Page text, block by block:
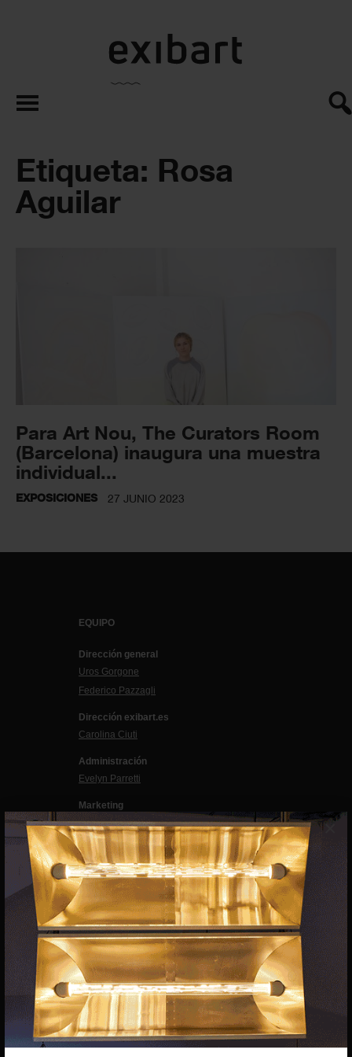
×
exibart.es
Etiqueta: Rosa
Aguilar
Para Art Nou, The Curators Room
(Barcelona) inaugura una muestra
individual...
EXPOSICIONES 27 JUNIO 2023
EQUIPO
Dirección general
Uros Gorgone
Federico Pazzagli
Dirección exibart.es
Carolina Ciuti
Administración
Evelyn Parretti
Marketing
Francesca Grismondi
Programación y diseño web
Giovanni Costante
Marcello Moi
EXIBART SPAIN, S.L.U.
AVINGUDA ROMA, 12